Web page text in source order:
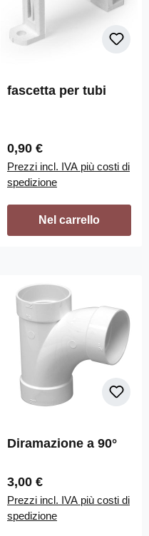
fascetta per tubi
Prezzo normale:
0,90 €
Prezzi incl. IVA più costi di
spedizione
Nel carrello
Diramazione a 90°
Prezzo normale:
3,00 €
Prezzi incl. IVA più costi di
spedizione